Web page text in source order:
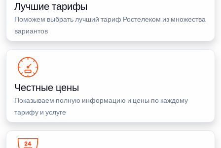
Лучшие тарифы
Поможем выбрать лучший тариф Ростелеком из множества
вариантов
Честные цены
Показываем полную информацию и цены по каждому
тарифу и услуге